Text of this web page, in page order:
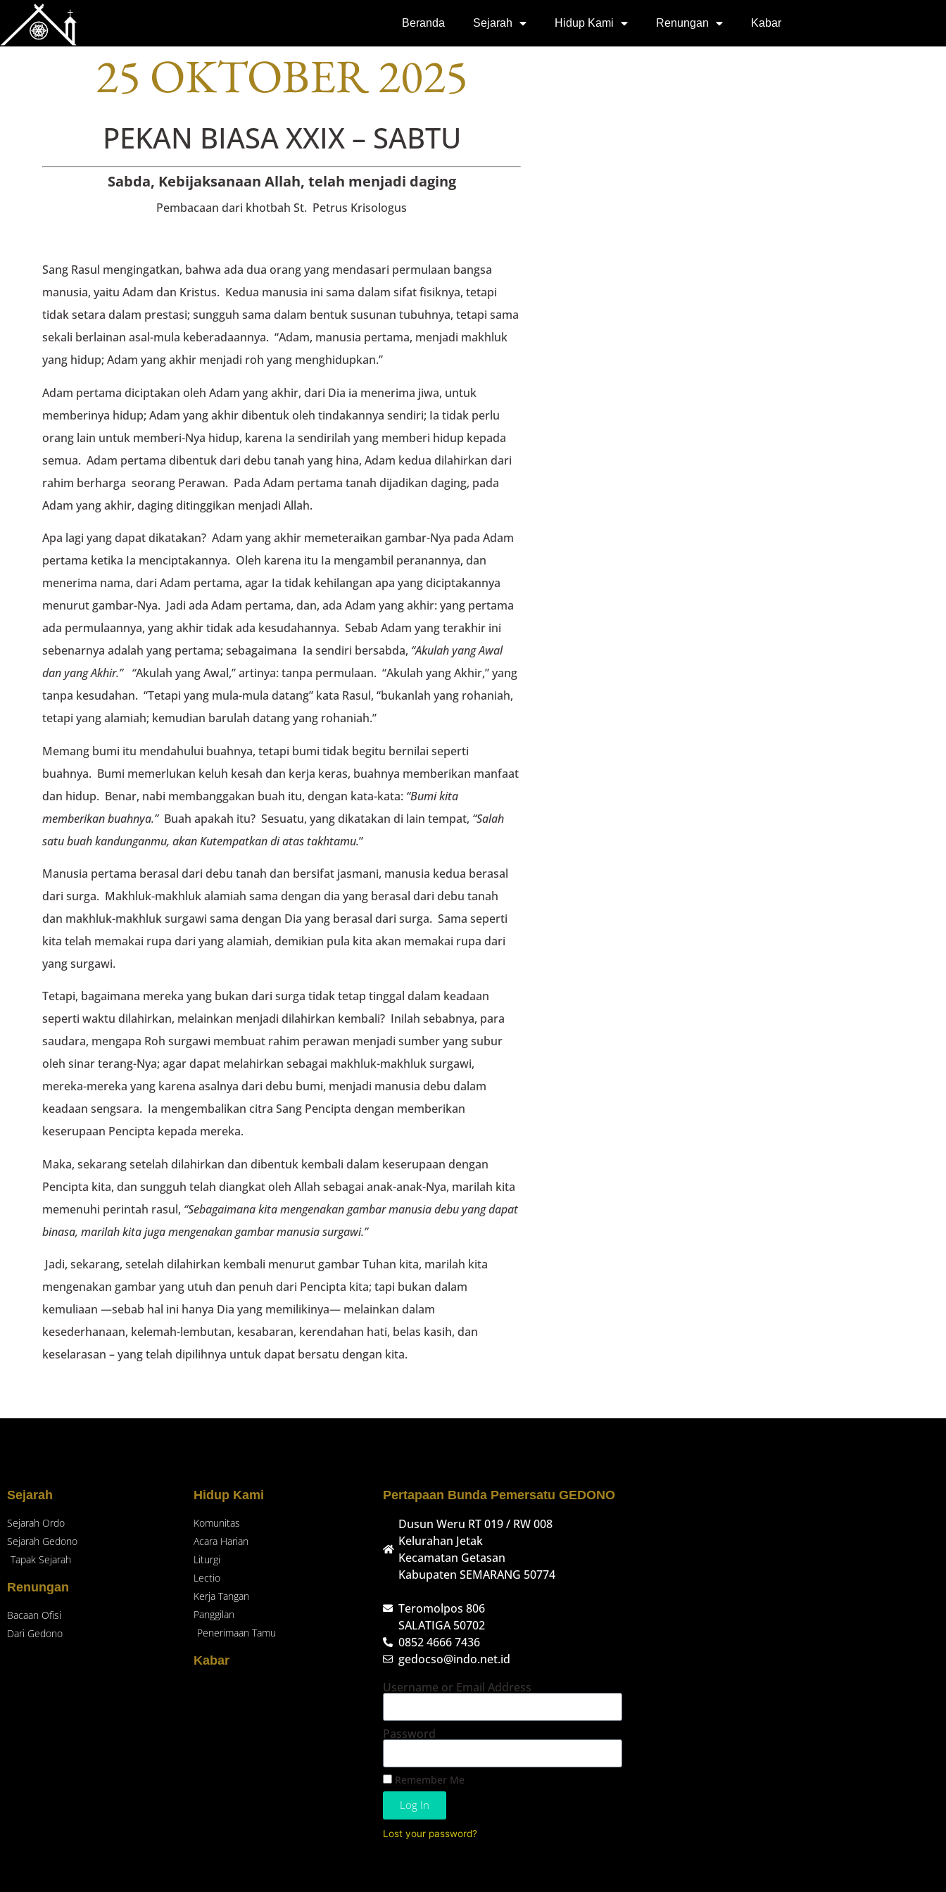
Beranda Sejarah Hidup Kami Renungan Kabar
25 OKTOBER 2025
PEKAN BIASA XXIX – SABTU
Sabda, Kebijaksanaan Allah, telah menjadi daging
Pembacaan dari khotbah St. Petrus Krisologus
Sang Rasul mengingatkan, bahwa ada dua orang yang mendasari permulaan bangsa
manusia, yaitu Adam dan Kristus. Kedua manusia ini sama dalam sifat fisiknya, tetapi
tidak setara dalam prestasi; sungguh sama dalam bentuk susunan tubuhnya, tetapi sama
sekali berlainan asal-mula keberadaannya. “Adam, manusia pertama, menjadi makhluk
yang hidup; Adam yang akhir menjadi roh yang menghidupkan.”
Adam pertama diciptakan oleh Adam yang akhir, dari Dia ia menerima jiwa, untuk
memberinya hidup; Adam yang akhir dibentuk oleh tindakannya sendiri; Ia tidak perlu
orang lain untuk memberi-Nya hidup, karena Ia sendirilah yang memberi hidup kepada
semua. Adam pertama dibentuk dari debu tanah yang hina, Adam kedua dilahirkan dari
rahim berharga seorang Perawan. Pada Adam pertama tanah dijadikan daging, pada
Adam yang akhir, daging ditinggikan menjadi Allah.
Apa lagi yang dapat dikatakan? Adam yang akhir memeteraikan gambar-Nya pada Adam
pertama ketika Ia menciptakannya. Oleh karena itu Ia mengambil peranannya, dan
menerima nama, dari Adam pertama, agar Ia tidak kehilangan apa yang diciptakannya
menurut gambar-Nya. Jadi ada Adam pertama, dan, ada Adam yang akhir: yang pertama
ada permulaannya, yang akhir tidak ada kesudahannya. Sebab Adam yang terakhir ini
sebenarnya adalah yang pertama; sebagaimana Ia sendiri bersabda, “Akulah yang Awal
dan yang Akhir.” “Akulah yang Awal,” artinya: tanpa permulaan. “Akulah yang Akhir,” yang
tanpa kesudahan. “Tetapi yang mula-mula datang” kata Rasul, “bukanlah yang rohaniah,
tetapi yang alamiah; kemudian barulah datang yang rohaniah.”
Memang bumi itu mendahului buahnya, tetapi bumi tidak begitu bernilai seperti
buahnya. Bumi memerlukan keluh kesah dan kerja keras, buahnya memberikan manfaat
dan hidup. Benar, nabi membanggakan buah itu, dengan kata-kata: “Bumi kita
memberikan buahnya.” Buah apakah itu? Sesuatu, yang dikatakan di lain tempat, “Salah
satu buah kandunganmu, akan Kutempatkan di atas takhtamu.”
Manusia pertama berasal dari debu tanah dan bersifat jasmani, manusia kedua berasal
dari surga. Makhluk-makhluk alamiah sama dengan dia yang berasal dari debu tanah
dan makhluk-makhluk surgawi sama dengan Dia yang berasal dari surga. Sama seperti
kita telah memakai rupa dari yang alamiah, demikian pula kita akan memakai rupa dari
yang surgawi.
Tetapi, bagaimana mereka yang bukan dari surga tidak tetap tinggal dalam keadaan
seperti waktu dilahirkan, melainkan menjadi dilahirkan kembali? Inilah sebabnya, para
saudara, mengapa Roh surgawi membuat rahim perawan menjadi sumber yang subur
oleh sinar terang-Nya; agar dapat melahirkan sebagai makhluk-makhluk surgawi,
mereka-mereka yang karena asalnya dari debu bumi, menjadi manusia debu dalam
keadaan sengsara. Ia mengembalikan citra Sang Pencipta dengan memberikan
keserupaan Pencipta kepada mereka.
Maka, sekarang setelah dilahirkan dan dibentuk kembali dalam keserupaan dengan
Pencipta kita, dan sungguh telah diangkat oleh Allah sebagai anak-anak-Nya, marilah kita
memenuhi perintah rasul, “Sebagaimana kita mengenakan gambar manusia debuyang dapat
binasa, marilah kita juga mengenakan gambar manusia surgawi.”
Jadi, sekarang, setelah dilahirkan kembali menurut gambar Tuhan kita, marilah kita
mengenakan gambar yang utuh dan penuh dari Pencipta kita; tapi bukan dalam
kemuliaan —sebab hal ini hanya Dia yang memilikinya— melainkan dalam
kesederhanaan, kelemah-lembutan, kesabaran, kerendahan hati, belas kasih, dan
keselarasan – yang telah dipilihnya untuk dapat bersatu dengan kita.
Sejarah
Sejarah Ordo
Sejarah Gedono
Tapak Sejarah
Renungan
Bacaan Ofisi
Dari Gedono
Hidup Kami
Komunitas
Acara Harian
Liturgi
Lectio
Kerja Tangan
Panggilan
Penerimaan Tamu
Kabar
Pertapaan Bunda Pemersatu GEDONO
Dusun Weru RT 019 / RW 008
Kelurahan Jetak
Kecamatan Getasan
Kabupaten SEMARANG 50774
Teromolpos 806
SALATIGA 50702
0852 4666 7436
gedocso@indo.net.id
Username or Email Address
Password
Remember Me
Log In
Lost your password?